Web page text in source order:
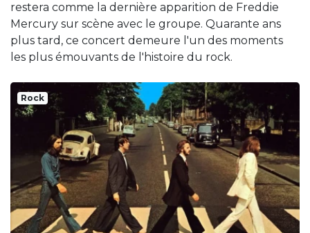
restera comme la dernière apparition de Freddie
Mercury sur scène avec le groupe. Quarante ans
plus tard, ce concert demeure l'un des moments
les plus émouvants de l'histoire du rock.
Rock